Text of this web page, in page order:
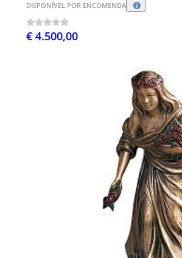
DISPONÍVEL POR ENCOMENDA
€ 4.500,00